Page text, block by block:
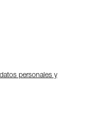
personales y